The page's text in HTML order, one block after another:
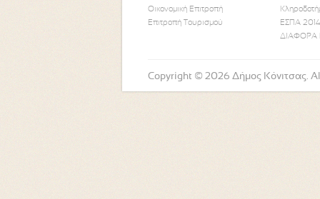
Οικονομική Επιτροπή
Επιτροπή Τουρισμού
ΕΣΠΑ
ΔΙΑΦΟΡΑ
Copyright © 2026 Δήμος Κόνιτσας.